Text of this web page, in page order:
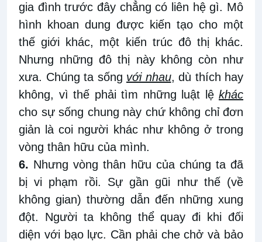
gia đình trước đây chẳng có liên hệ gì. Mô
hình khoan dung được kiến tạo cho một
thế giới khác, một kiến trúc đô thị khác.
Nhưng những đô thị này không còn như
xưa. Chúng ta sống với nhau, dù thích hay
không, vì thế phải tìm những luật lệ khác
cho sự sống chung này chứ không chỉ đơn
giản là coi người khác như không ở trong
vòng thân hữu của mình.
6. Nhưng vòng thân hữu của chúng ta đã
bị vi phạm rồi. Sự gần gũi như thế (về
không gian) thường dẫn đến những xung
đột. Người ta không thể quay đi khi đối
diện với bạo lực. Cần phải che chở và bảo